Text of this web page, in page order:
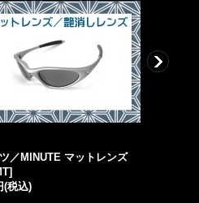
／MINUTE マットレンズ
]
(税込)